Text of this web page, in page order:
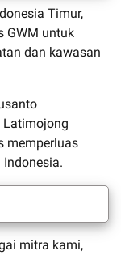
Timur,
GWM untuk
dan kawasan
Latimojong
memperluas
mitra kami,